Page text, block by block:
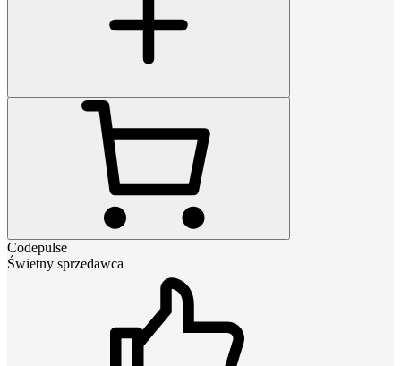
Codepulse
Świetny sprzedawca